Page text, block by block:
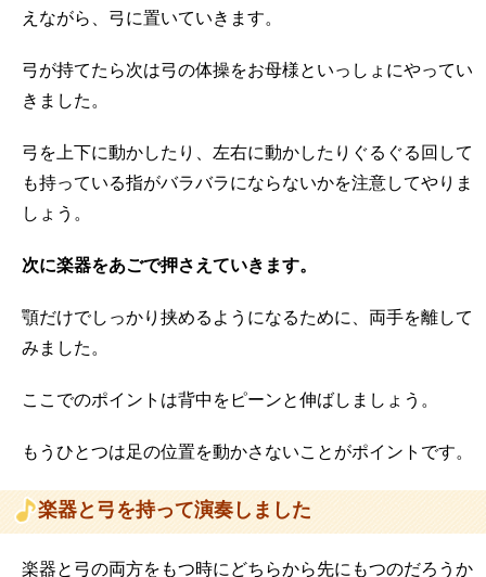
えながら、弓に置いていきます。
弓が持てたら次は弓の体操をお母様といっしょにやってい
きました。
弓を上下に動かしたり、左右に動かしたりぐるぐる回して
も持っている指がバラバラにならないかを注意してやりま
しょう。
次に楽器をあごで押さえていきます。
顎だけでしっかり挟めるようになるために、両手を離して
みました。
ここでのポイントは背中をピーンと伸ばしましょう。
もうひとつは足の位置を動かさないことがポイントです。
楽器と弓を持って演奏しました
楽器と弓の両方をもつ時にどちらから先にもつのだろうか